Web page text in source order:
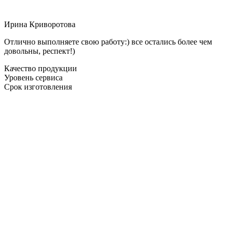
Ирина Криворотова
Отлично выполняете свою работу:) все остались более чем
довольны, респект!)
Качество продукции
Уровень сервиса
Срок изготовления